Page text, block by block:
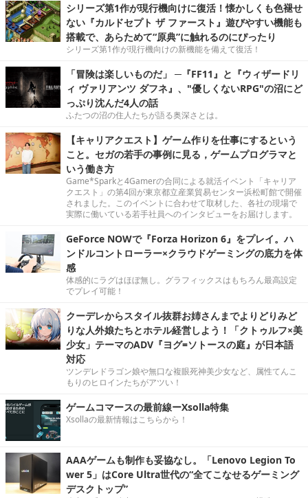
シリーズ第1作が現行機向けに復活！懐かしくも色褪せ
ない『カルドセプト ザ ファースト』遊びやすい機能も
搭載で、あらためて“原典”に触れるのにぴったり
シリーズ第1作が現行機向けの新機能を備えて復活！
「冒険は楽しいものだ」 ─『FF11』と『ウィザードリ
ィ ヴァリアンツ ダフネ』、"優しくないRPG"の沼にど
っぷり沈んだ4人の話
ふたつの沼の住人たちが語る奥深さとは。
【キャリアクエスト】ゲーム作りを仕事にするという
こと。セガの若手の事例に見る，ゲームプログラマと
いう働き方
Game*Sparkと4Gamerの合同による就活イベント「キャリア
クエスト」の第4回が東京都立産業貿易センター浜松町館で開催
されました。このイベントに合わせて取材した、各社の現場で
実際に働いている若手社員へのインタビューをお届けします。
GeForce NOWで『Forza Horizon 6』をプレイ。ハ
ンドルコントローラー×クラウドゲーミングの底力を体
感
体感的にラグはほぼ無し。グラフィックスはもちろん最高設定
でプレイ可能！
クーデレからスタイル抜群お姉さんまでよりどりみど
りな人外娘たちとホテル経営しよう！「クトゥルフ×美
少女」テーマのADV『ヨグ=ソトースの庭』が日本語
対応
ツンデレドラゴン娘や無口な複眼死神美少女など、属性てんこ
もりのヒロインたちがアツい！
ゲームコマースの最前線ーXsolla特集
Xsollaの最新情報はこちらから！
AAAゲームも制作も妥協なし。「Lenovo Legion To
wer 5」はCore Ultra世代の“全てこなせるゲーミング
デスクトップ”